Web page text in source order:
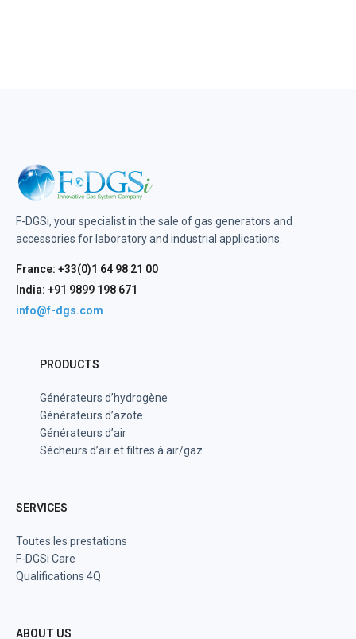
F-DGSi, your specialist in the sale of gas generators and
accessories for laboratory and industrial applications.
France: +33(0)1 64 98 21 00
India: +91 9899 198 671
info@f-dgs.com
PRODUCTS
Générateurs d’hydrogène
Générateurs d’azote
Générateurs d’air
Sécheurs d’air et filtres à air/gaz
SERVICES
Toutes les prestations
F-DGSi Care
Qualifications 4Q
ABOUT US